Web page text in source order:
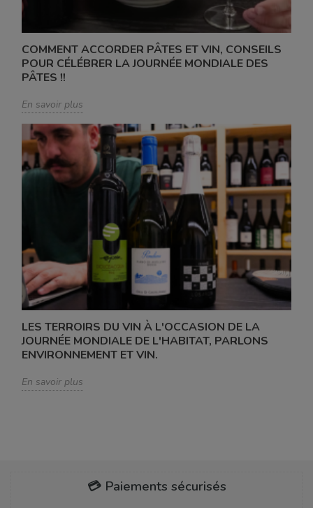
COMMENT ACCORDER PÂTES ET VIN, CONSEILS
POUR CÉLÉBRER LA JOURNÉE MONDIALE DES
PÂTES !!
En savoir plus
LES TERROIRS DU VIN À L'OCCASION DE LA
JOURNÉE MONDIALE DE L'HABITAT, PARLONS
ENVIRONNEMENT ET VIN.
En savoir plus
💳 Paiements sécurisés